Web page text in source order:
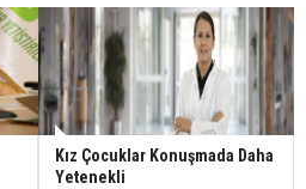
Kız Çocuklar Konuşmada Daha
Yetenekli